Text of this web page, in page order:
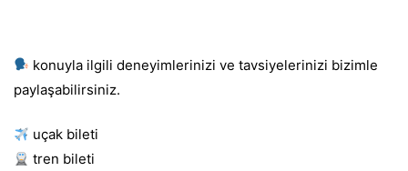
konuyla ilgili deneyimlerinizi ve tavsiyelerinizi bizimle
paylaşabilirsiniz.
uçak bileti
tren bileti